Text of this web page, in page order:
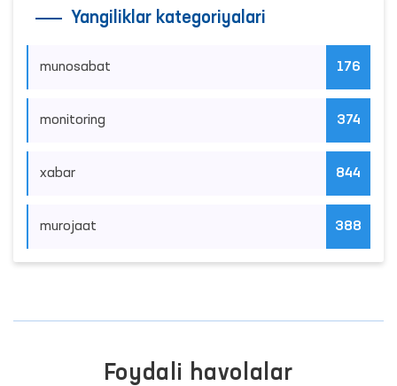
Yangiliklar kategoriyalari
munosabat 176
monitoring 374
xabar 844
murojaat 388
Foydali havolalar